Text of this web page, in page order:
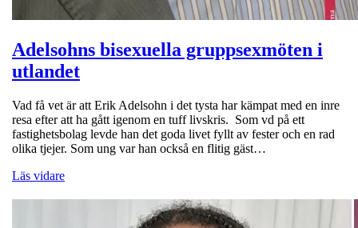
Adelsohns bisexuella gruppsexmöten i
utlandet
Vad få vet är att Erik Adelsohn i det tysta har kämpat med en inre
resa efter att ha gått igenom en tuff livskris. Som vd på ett
fastighetsbolag levde han det goda livet fyllt av fester och en rad
olika tjejer. Som ung var han också en flitig gäst…
Läs vidare